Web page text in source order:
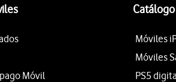
Móvil
Móviles
Móviles
PS5